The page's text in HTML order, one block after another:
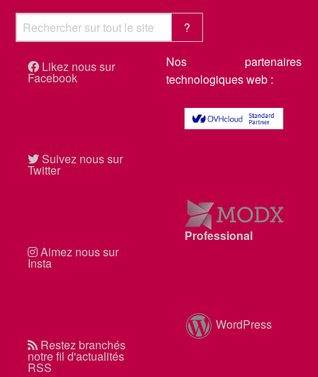
Likez nous sur
Facebook
Suivez nous sur
Twitter
Aimez nous sur
Insta
Restez branchés
notre fil d'actualités
RSS
Nos partenaires
technologiques web :
MODX
Professional
WordPress